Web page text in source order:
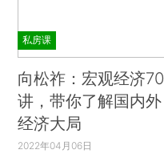
私房课
向松祚：宏观经济70
讲，带你了解国内外
经济大局
2022年04月06日